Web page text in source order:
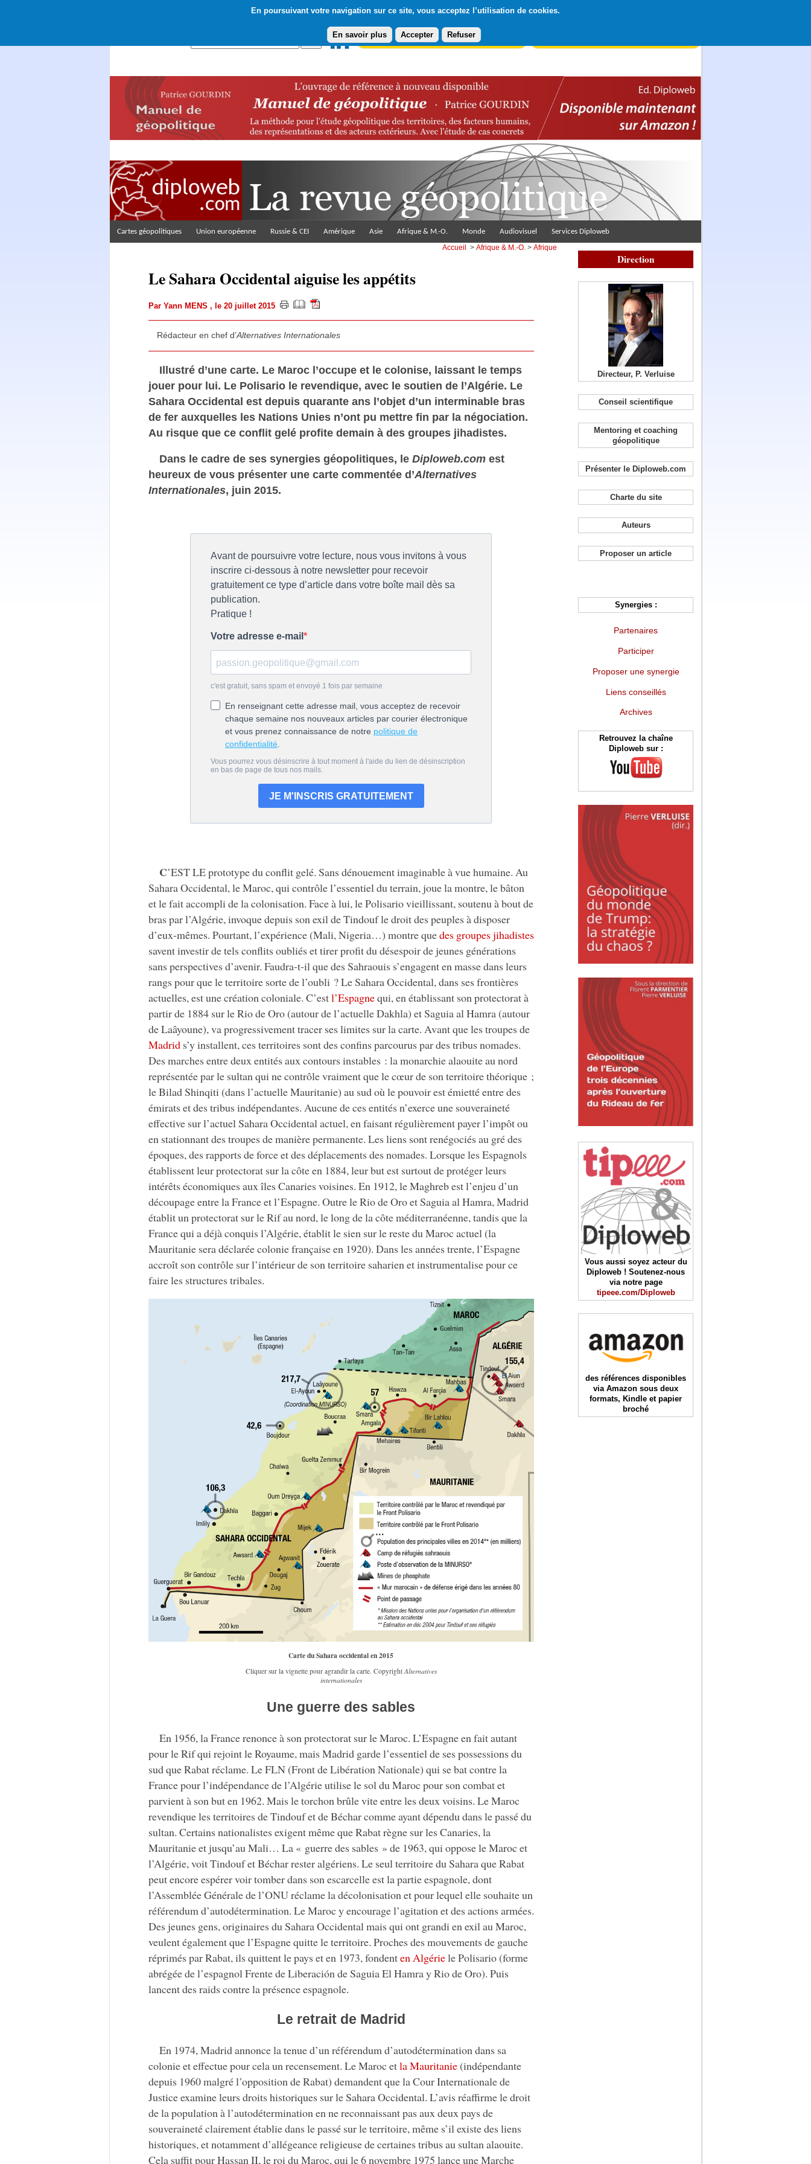
En poursuivant votre navigation sur ce site, vous acceptez l’utilisation de cookies.
En savoir plus Accepter Refuser
Abonnement gratuit à la Lettre du Diploweb
Cartes géopolitiques Union européenne Russie & CEI Amérique Asie Afrique & M.-O. Monde Audiovisuel Services Diploweb
Accueil >Afrique & M.-O. >Afrique
Le Sahara Occidental aiguise les appétits
Par Yann MENS , le 20 juillet 2015
Rédacteur en chef d’Alternatives Internationales
Illustré d’une carte. Le Maroc l’occupe et le colonise, laissant le temps
jouer pour lui. Le Polisario le revendique, avec le soutien de l’Algérie. Le
Sahara Occidental est depuis quarante ans l’objet d’un interminable bras
de fer auxquelles les Nations Unies n’ont pu mettre fin par la négociation.
Au risque que ce conflit gelé profite demain à des groupes jihadistes.
Dans le cadre de ses synergies géopolitiques, le Diploweb.comest
heureux de vous présenter une carte commentée d’Alternatives
Internationales, juin 2015.
C’EST LE prototype du conflit gelé. Sans dénouement imaginable à vue humaine. Au
Sahara Occidental, le Maroc, qui contrôle l’essentiel du terrain, joue la montre, le bâton
et le fait accompli de la colonisation. Face à lui, le Polisario vieillissant, soutenu à bout de
bras par l’Algérie, invoque depuis son exil de Tindouf le droit des peuples à disposer
d’eux-mêmes. Pourtant, l’expérience (Mali, Nigeria…) montre quedes groupes jihadistes
savent investir de tels conflits oubliés et tirer profit du désespoir de jeunes générations
sans perspectives d’avenir. Faudra-t-il que des Sahraouis s’engagent en masse dans leurs
rangs pour que le territoire sorte de l’oubli ? Le Sahara Occidental, dans ses frontières
actuelles, est une création coloniale. C’estl’Espagnequi, en établissant son protectorat à
partir de 1884 sur le Rio de Oro (autour de l’actuelle Dakhla) et Saguia al Hamra (autour
de Laâyoune), va progressivement tracer ses limites sur la carte. Avant que les troupes de
Madrids’y installent, ces territoires sont des confins parcourus par des tribus nomades.
Des marches entre deux entités aux contours instables : la monarchie alaouite au nord
représentée par le sultan qui ne contrôle vraiment que le cœur de son territoire théorique ;
le Bilad Shinqiti (dans l’actuelle Mauritanie) au sud où le pouvoir est émietté entre des
émirats et des tribus indépendantes. Aucune de ces entités n’exerce une souveraineté
effective sur l’actuel Sahara Occidental actuel, en faisant régulièrement payer l’impôt ou
en stationnant des troupes de manière permanente. Les liens sont renégociés au gré des
époques, des rapports de force et des déplacements des nomades. Lorsque les Espagnols
établissent leur protectorat sur la côte en 1884, leur but est surtout de protéger leurs
intérêts économiques aux îles Canaries voisines. En 1912, le Maghreb est l’enjeu d’un
découpage entre la France et l’Espagne. Outre le Rio de Oro et Saguia al Hamra, Madrid
établit un protectorat sur le Rif au nord, le long de la côte méditerranéenne, tandis que la
France qui a déjà conquis l’Algérie, établit le sien sur le reste du Maroc actuel (la
Mauritanie sera déclarée colonie française en 1920). Dans les années trente, l’Espagne
accroît son contrôle sur l’intérieur de son territoire saharien et instrumentalise pour ce
faire les structures tribales.
Carte du Sahara occidental en 2015
Cliquer sur la vignette pour agrandir la carte. CopyrightAlternatives
internationales
Une guerre des sables
En 1956, la France renonce à son protectorat sur le Maroc. L’Espagne en fait autant
pour le Rif qui rejoint le Royaume, mais Madrid garde l’essentiel de ses possessions du
sud que Rabat réclame. Le FLN (Front de Libération Nationale) qui se bat contre la
France pour l’indépendance de l’Algérie utilise le sol du Maroc pour son combat et
parvient à son but en 1962. Mais le torchon brûle vite entre les deux voisins. Le Maroc
revendique les territoires de Tindouf et de Béchar comme ayant dépendu dans le passé du
sultan. Certains nationalistes exigent même que Rabat règne sur les Canaries, la
Mauritanie et jusqu’au Mali… La « guerre des sables » de 1963, qui oppose le Maroc et
l’Algérie, voit Tindouf et Béchar rester algériens. Le seul territoire du Sahara que Rabat
peut encore espérer voir tomber dans son escarcelle est la partie espagnole, dont
l’Assemblée Générale de l’ONU réclame la décolonisation et pour lequel elle souhaite un
référendum d’autodétermination. Le Maroc y encourage l’agitation et des actions armées.
Des jeunes gens, originaires du Sahara Occidental mais qui ont grandi en exil au Maroc,
veulent également que l’Espagne quitte le territoire. Proches des mouvements de gauche
réprimés par Rabat, ils quittent le pays et en 1973, fondenten Algériele Polisario (forme
abrégée de l’espagnol Frente de Liberación de Saguia El Hamra y Rio de Oro). Puis
lancent des raids contre la présence espagnole.
Le retrait de Madrid
En 1974, Madrid annonce la tenue d’un référendum d’autodétermination dans sa
colonie et effectue pour cela un recensement. Le Maroc etla Mauritanie(indépendante
depuis 1960 malgré l’opposition de Rabat) demandent que la Cour Internationale de
Justice examine leurs droits historiques sur le Sahara Occidental. L’avis réaffirme le droit
de la population à l’autodétermination en ne reconnaissant pas aux deux pays de
souveraineté clairement établie dans le passé sur le territoire, même s’il existe des liens
historiques, et notamment d’allégeance religieuse de certaines tribus au sultan alaouite.
Cela suffit pour Hassan II, le roi du Maroc, qui le 6 novembre 1975 lance une Marche
Direction
Directeur, P. Verluise
Conseil scientifique
Mentoring et coaching
géopolitique
Présenter le Diploweb.com
Charte du site
Auteurs
Proposer un article
Synergies :
Partenaires
Participer
Proposer une synergie
Liens conseillés
Archives
Retrouvez la chaîne
Diploweb sur :
Vous aussi soyez acteur du
Diploweb ! Soutenez-nous
via notre page
tipeee.com/Diploweb
des références disponibles
via Amazon sous deux
formats, Kindle et papier
broché